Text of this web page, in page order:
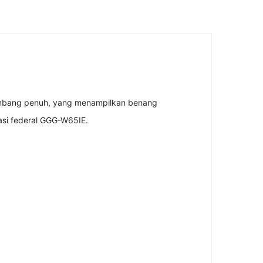
penuh, yang menampilkan benang
federal GGG-W65IE.